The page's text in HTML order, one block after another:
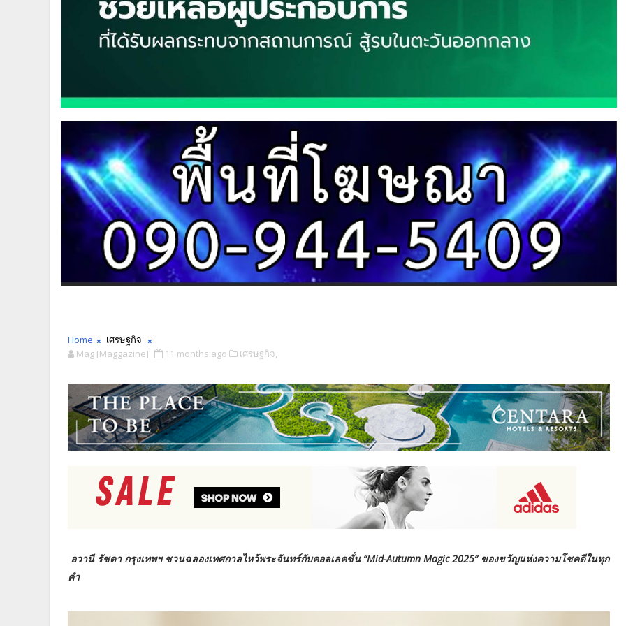
Home
เศรษฐกิจ
Mag [Maggazine]
11 months ago เศรษฐกิจ,
อวานี รัชดา กรุงเทพฯ ชวนฉลองเทศกาลไหว้พระจันทร์กับคอลเลคชั่น “Mid-Autumn Magic 2025” ของขวัญแห่งความโชคดีในทุก
คำ